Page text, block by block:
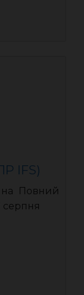
IFS)
на Повний
серпня